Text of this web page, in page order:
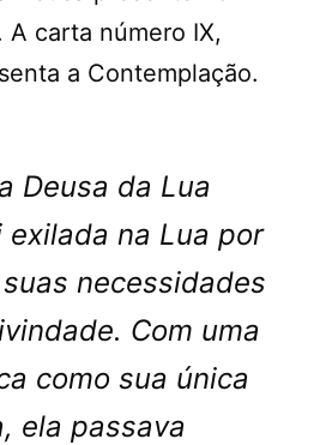
A carta número IX,
a Contemplação.
Deusa da Lua
exilada na Lua por
necessidades
Com uma
como sua única
ela passava